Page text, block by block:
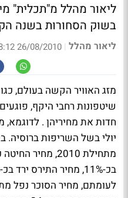
ליאור מהלל מ"תכלית"
בשוק הסחורות בשנה
ליאור מהלל |
26/08/2010 08:12
מזג האוויר הקשה בעולם,
שיטפונות רחבי היקף,
יולי בשל השריפות ברוסיה.
מתחילת 2010,